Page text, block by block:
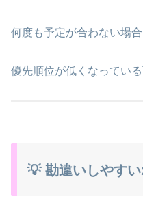
何度も予定が合わない場合
優先順位が低くなってい
💡 勘違いしやすい